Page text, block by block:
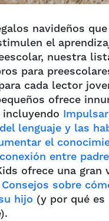
navideños
el
nuestra
para
cada lector
ofrece
lenguaje y las
el
entre
ofrece una gran
Consejos sobre
hijo (y por qué es